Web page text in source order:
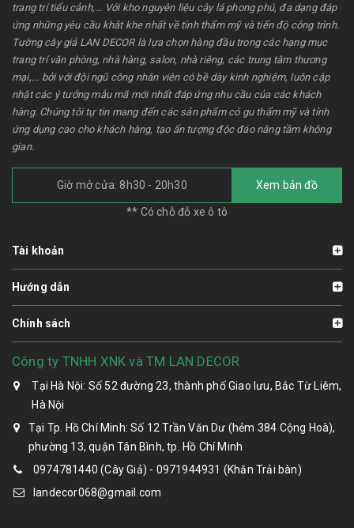
trang trí tiểu cảnh,... Với kho nguyên liệu cây lá phong phú, đa dạng đáp
ứng những yêu cầu khắt khe nhất về tính thẩm mỹ và tiến độ công trình.
Tường cây giả LAN DECOR là lựa chọn hàng đầu trong các hạng mục
trang trí văn phòng, nhà hàng, salon, nhà riêng, các trung tâm thương
mại,... bởi với đội ngũ công nhân viên có bề dày kinh nghiệm, luôn cập
nhật các ý tưởng mẫu mã mới nhất đáp ứng nhu cầu của các khách
hàng. Chúng tôi tự tin mang đến các sản phẩm có gu thẩm mỹ và tính
ứng dụng cao cho khách hàng, tạo ấn tượng độc đáo nâng tầm không
gian.
Giờ mở cửa: 8h30 - 20h30 Xem bản đồ
** Có chỗ đỗ xe ô tô
Tài khoản
Hướng dẫn
Chính sách
Công ty TNHH XNK và TM LAN DECOR
Tại Hà Nội: Số 52 đường 23, thành phố Giao lưu, Bắc Từ Liêm,
Hà Nội
Tại Tp. Hồ Chí Minh: Số 12 Trần Văn Dư (hẻm 384 Cộng Hoà),
phường 13, quận Tân Bình, tp. Hồ Chí Minh
0974781440 (Cây Giả) - 0971944931 (Khăn Trải bàn)
landecor068@gmail.com